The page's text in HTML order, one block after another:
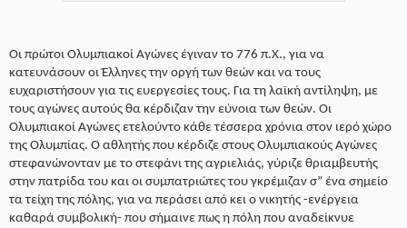
Οι πρώτοι Ολυμπιακοί Αγώνες έγιναν το 776 π.Χ., για να
κατευνάσουν οι Έλληνες την οργή των θεών και να τους
ευχαριστήσουν για τις ευεργεσίες τους. Για τη λαϊκή αντίληψη, με
τους αγώνες αυτούς θα κέρδιζαν την εύνοια των θεών. Οι
Ολυμπιακοί Αγώνες ετελούντο κάθε τέσσερα χρόνια στον ιερό χώρο
της Ολυμπίας. Ο αθλητής που κέρδιζε στους Ολυμπιακούς Αγώνες
στεφανώνονταν με το στεφάνι της αγριελιάς, γύριζε θριαμβευτής
στην πατρίδα του και οι συμπατριώτες του γκρέμιζαν σ” ένα σημείο
τα τείχη της πόλης, για να περάσει από κει ο νικητής -ενέργεια
καθαρά συμβολική- που σήμαινε πως η πόλη που αναδείκνυε